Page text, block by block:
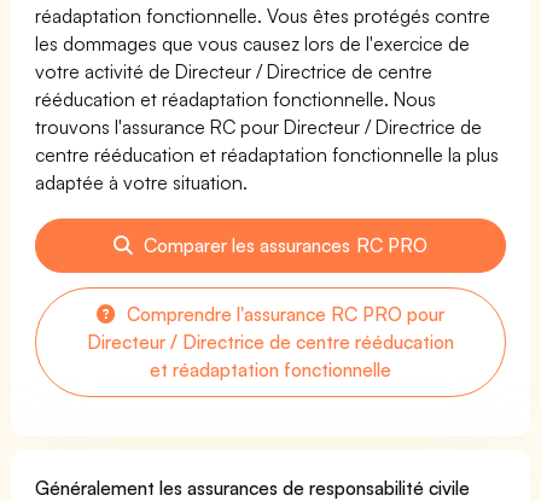
réadaptation fonctionnelle. Vous êtes protégés contre
les dommages que vous causez lors de l'exercice de
votre activité de Directeur / Directrice de centre
rééducation et réadaptation fonctionnelle. Nous
trouvons l'assurance RC pour Directeur / Directrice de
centre rééducation et réadaptation fonctionnelle la plus
adaptée à votre situation.
Comparer les assurances RC PRO
Comprendre l'assurance RC PRO pour
Directeur / Directrice de centre rééducation
et réadaptation fonctionnelle
Généralement les assurances de responsabilité civile